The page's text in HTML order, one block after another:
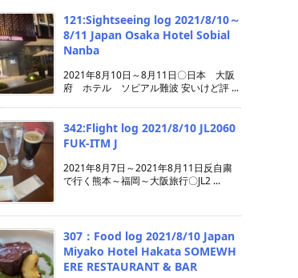
121:Sightseeing log 2021/8/10～
8/11 Japan Osaka Hotel Sobial
Nanba
2021年8月10日～8月11日〇日本 大阪
府 ホテル ソビアル難波 安いけど評 ...
342:Flight log 2021/8/10 JL2060
FUK-ITM J
2021年8月7日～2021年8月11日反自粛
で行く熊本～福岡～大阪旅行〇JL2 ...
307：Food log 2021/8/10 Japan
Miyako Hotel Hakata SOMEWH
ERE RESTAURANT & BAR